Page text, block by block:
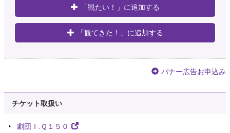
「観たい！」に追加する
「観てきた！」に追加する
バナー広告お申込み
チケット取扱い
劇団Ｉ.Ｑ１５０